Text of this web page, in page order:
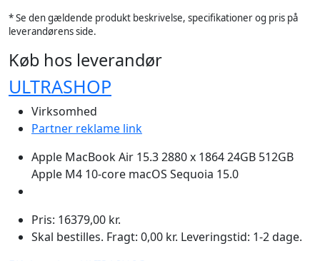
* Se den gældende produkt beskrivelse, specifikationer og pris på
leverandørens side.
Køb hos leverandør
ULTRASHOP
Virksomhed
Partner reklame link
Apple MacBook Air 15.3 2880 x 1864 24GB 512GB
Apple M4 10-core macOS Sequoia 15.0
Pris: 16379,00 kr.
Skal bestilles. Fragt: 0,00 kr. Leveringstid: 1-2 dage.